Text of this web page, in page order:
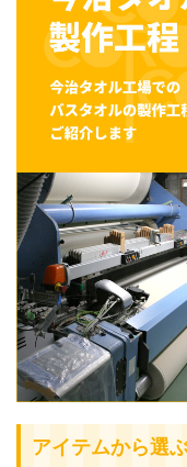
アイテムから選